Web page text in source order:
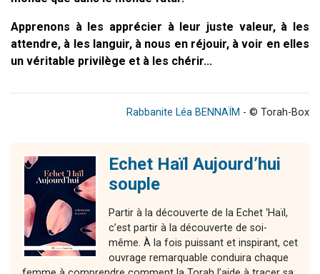
Apprenons à les apprécier à leur juste valeur, à les
attendre, à les languir, à nous en réjouir, à voir en elles
un véritable privilège et à les chérir...
Rabbanite Léa BENNAÏM - © Torah-Box
Echet Haïl Aujourd’hui
souple
Partir à la découverte de la Echet ‘Haïl,
c’est partir à la découverte de soi-
même. À la fois puissant et inspirant, cet
ouvrage remarquable conduira chaque